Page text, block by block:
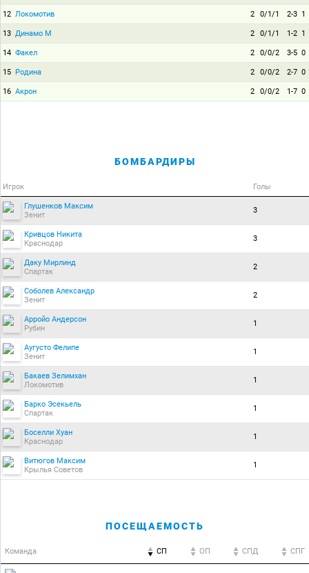
12 Локомотив 2 0/1/1 2-3 1
13 Динамо М 2 0/1/1 1-2 1
14 Факел 2 0/0/2 3-5 0
15 Родина 2 0/0/2 2-7 0
16 Акрон 2 0/0/2 1-7 0
БОМБАРДИРЫ
Игрок Голы
Глушенков Максим
Зенит
3
Кривцов Никита
Краснодар
3
Даку Мирлинд
Спартак
2
Соболев Александр
Зенит
2
Арройо Андерсон
Рубин
1
Аугусто Фелипе
Зенит
1
Бакаев Зелимхан
Локомотив
1
Барко Эсекьель
Спартак
1
Боселли Хуан
Краснодар
1
Витюгов Максим
Крылья Советов
1
ПОСЕЩАЕМОСТЬ
Команда СП ОП CПД CПГ